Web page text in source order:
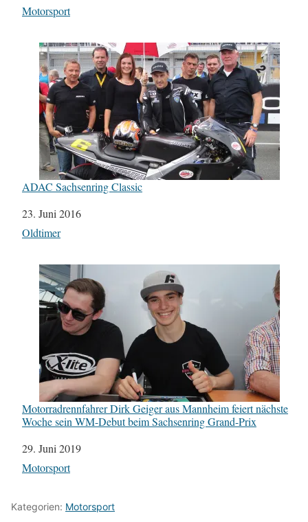
In Bezug auf
Motorsport
ADAC Sachsenring Classic
Datum
23. Juni 2016
In Bezug auf
Oldtimer
Motorradrennfahrer Dirk Geiger aus Mannheim feiert nächste
Woche sein WM-Debut beim Sachsenring Grand-Prix
Datum
29. Juni 2019
In Bezug auf
Motorsport
Kategorien: Motorsport